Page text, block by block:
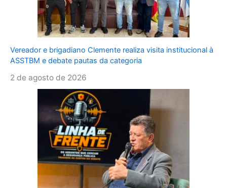
Vereador e brigadiano Clemente realiza visita institucional à
ASSTBM e debate pautas da categoria
2 de agosto de 2026